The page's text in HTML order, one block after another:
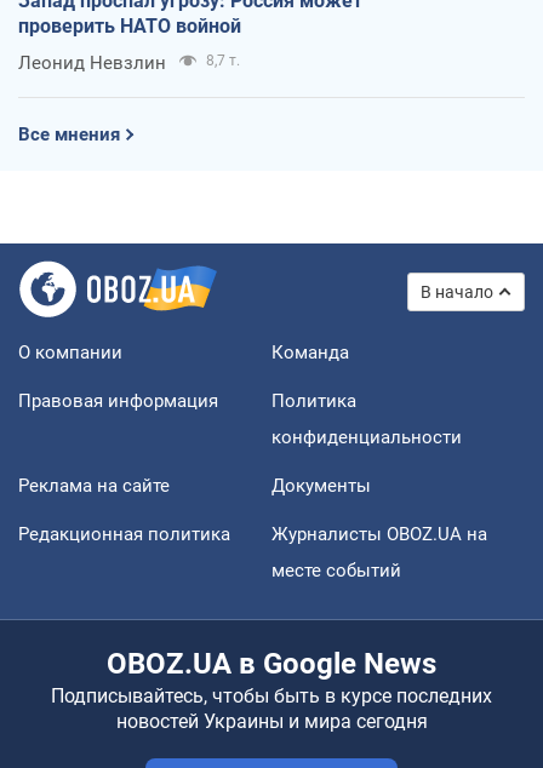
проверить НАТО войной
Леонид Невзлин 8,7 т.
Все мнения
В начало
О компании Команда
Правовая информация
Политика
конфиденциальности
Реклама на сайте Документы
Редакционная политика
Журналисты OBOZ.UA на
месте событий
OBOZ.UA в Google News
Подписывайтесь, чтобы быть в курсе последних
новостей Украины и мира сегодня